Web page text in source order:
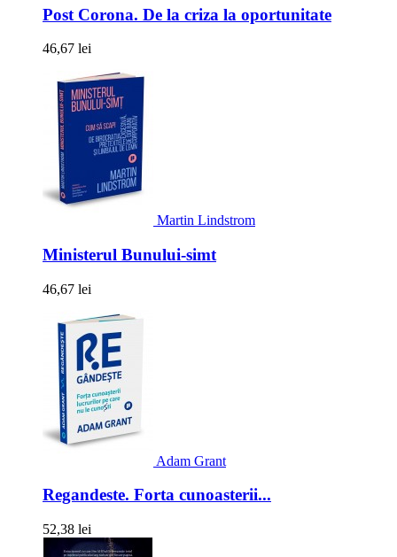
Post Corona. De la criza la oportunitate
46,67 lei
Martin Lindstrom
Ministerul Bunului-simt
46,67 lei
Adam Grant
Regandeste. Forta cunoasterii...
52,38 lei